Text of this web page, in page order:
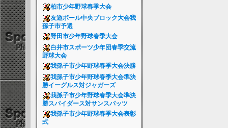
柏市少年野球春季大会
友遊ボール中央ブロック大会我
孫子市予選
野田市少年野球春季大会
白井市スポーツ少年団春季交流
野球大会
我孫子市少年野球春季大会決勝
我孫子市少年野球春季大会準決
勝イーグルス対ジャガーズ
我孫子市少年野球春季大会準決
勝スパイダース対サンスパッツ
我孫子市少年野球春季大会表彰
式